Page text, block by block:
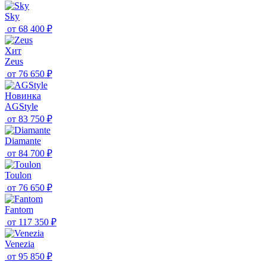
Sky
от 68 400 ₽
Хит
Zeus
от 76 650 ₽
Новинка
AGStyle
от 83 750 ₽
Diamante
от 84 700 ₽
Toulon
от 76 650 ₽
Fantom
от 117 350 ₽
Venezia
от 95 850 ₽